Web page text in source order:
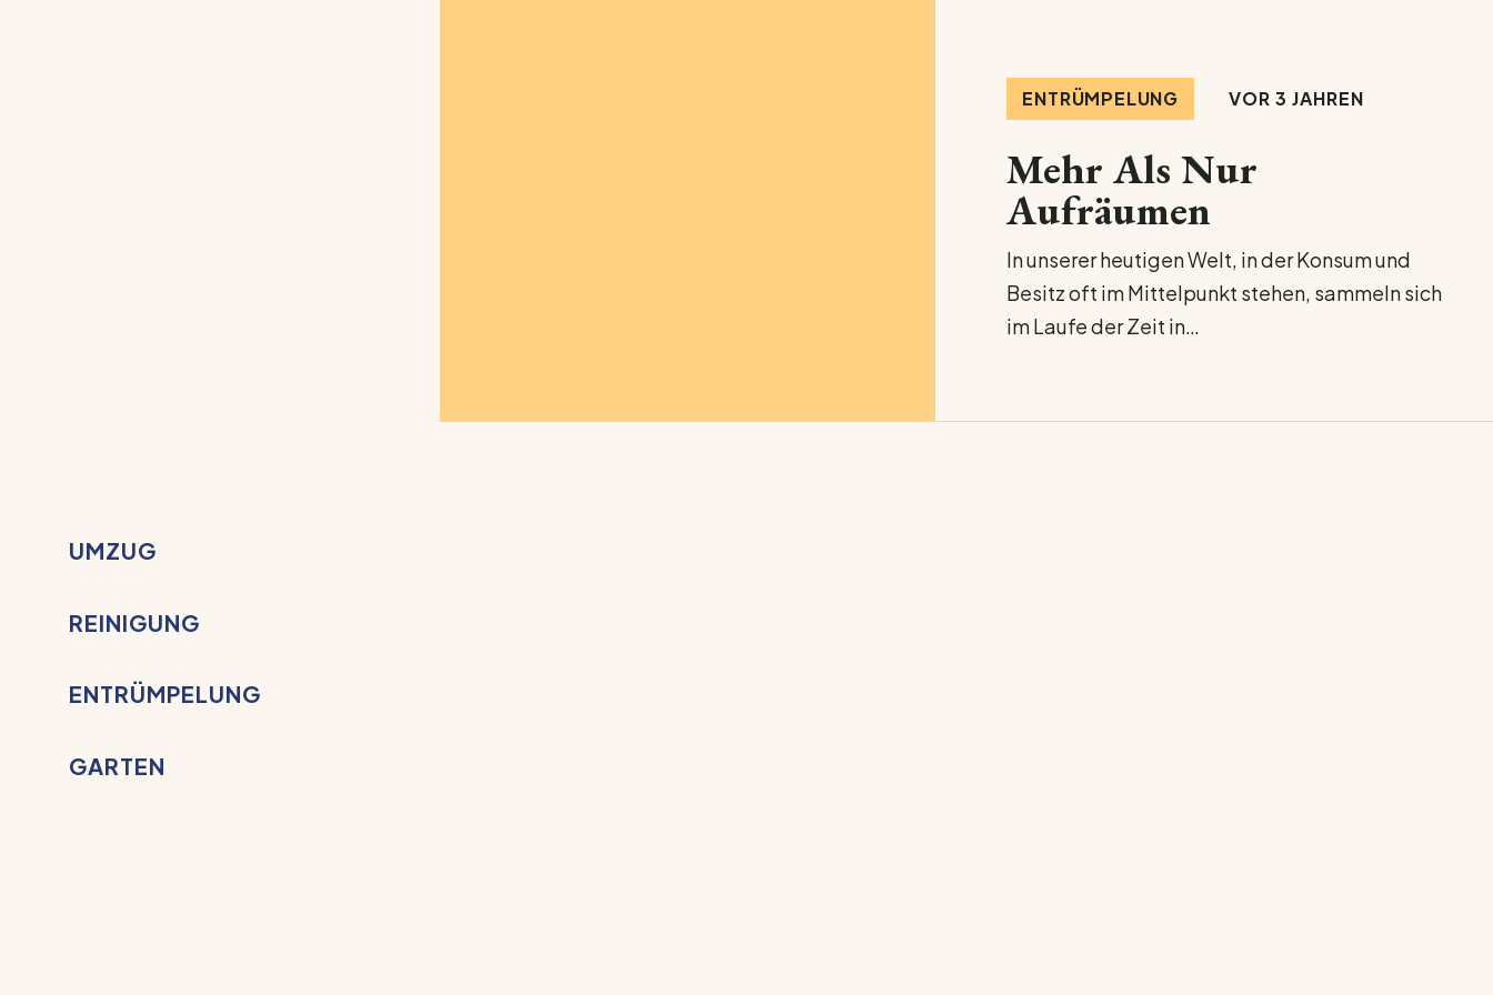
UMZUG
REINIGUNG
ENTRÜMPELUNG
GARTEN
ENTRÜMPELUNG VOR 3 JAHREN
Mehr Als Nur
Aufräumen
In unserer heutigen Welt, in der Konsum und
Besitz oft im Mittelpunkt stehen, sammeln sich
im Laufe der Zeit in…